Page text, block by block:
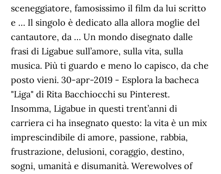
sceneggiatore, famosissimo il film da lui scritto
e … Il singolo è dedicato alla allora moglie del
cantautore, da … Un mondo disegnato dalle
frasi di Ligabue sull’amore, sulla vita, sulla
musica. Più ti guardo e meno lo capisco, da che
posto vieni. 30-apr-2019 - Esplora la bacheca
"Liga" di Rita Bacchiocchi su Pinterest.
Insomma, Ligabue in questi trent’anni di
carriera ci ha insegnato questo: la vita è un mix
imprescindibile di amore, passione, rabbia,
frustrazione, delusioni, coraggio, destino,
sogni, umanità e disumanità. Werewolves of